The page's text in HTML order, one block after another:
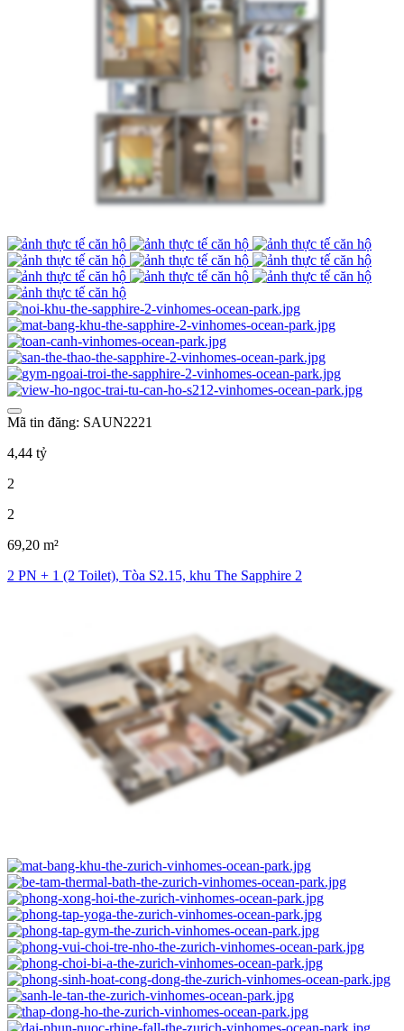
Mã tin đăng: SAUN2221
4,44 tỷ
2
2
69,20 m²
2 PN + 1 (2 Toilet), Tòa S2.15, khu The Sapphire 2